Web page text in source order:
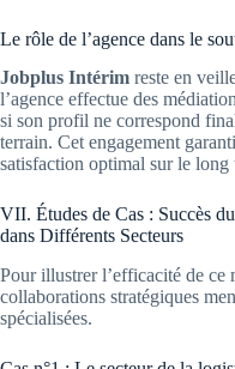
Le rôle de l’agence dans le
Jobplus Intérim reste en
l’agence effectue des
si son profil ne correspond
terrain. Cet engagement
satisfaction optimal sur le long
VII. Études de Cas : Succès
dans Différents Secteurs
Pour illustrer l’efficacité de ce
collaborations stratégiques
spécialisées.